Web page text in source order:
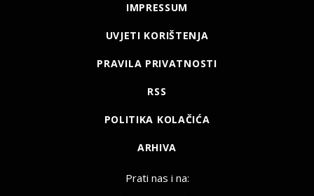
IMPRESSUM
UVJETI KORIŠTENJA
PRAVILA PRIVATNOSTI
RSS
POLITIKA KOLAČIĆA
ARHIVA
Prati nas i na: